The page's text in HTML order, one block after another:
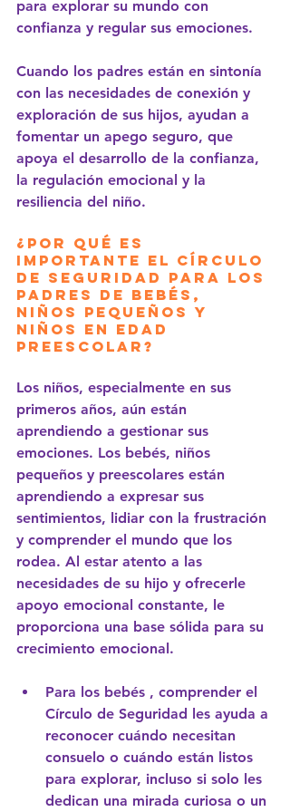
para explorar su mundo con
confianza y regular sus emociones.
Cuando los padres están en sintonía
con las necesidades de conexión y
exploración de sus hijos, ayudan a
fomentar un apego seguro, que
apoya el desarrollo de la confianza,
la regulación emocional y la
resiliencia del niño.
¿Por qué es
importante el Círculo
de Seguridad para los
padres de bebés,
niños pequeños y
niños en edad
preescolar?
Los niños, especialmente en sus
primeros años, aún están
aprendiendo a gestionar sus
emociones. Los bebés, niños
pequeños y preescolares están
aprendiendo a expresar sus
sentimientos, lidiar con la frustración
y comprender el mundo que los
rodea. Al estar atento a las
necesidades de su hijo y ofrecerle
apoyo emocional constante, le
proporciona una base sólida para su
crecimiento emocional.
Para los bebés , comprender el
Círculo de Seguridad les ayuda a
reconocer cuándo necesitan
consuelo o cuándo están listos
para explorar, incluso si solo les
dedican una mirada curiosa o un